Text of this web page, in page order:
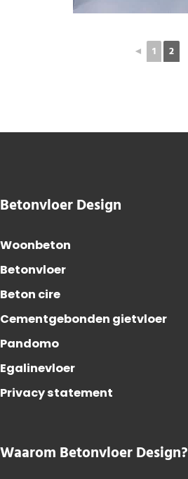
◄ 1 2
Betonvloer Design
Woonbeton
Betonvloer
Beton cire
Cementgebonden gietvloer
Pandomo
Egalinevloer
Privacy statement
Waarom Betonvloer Design?